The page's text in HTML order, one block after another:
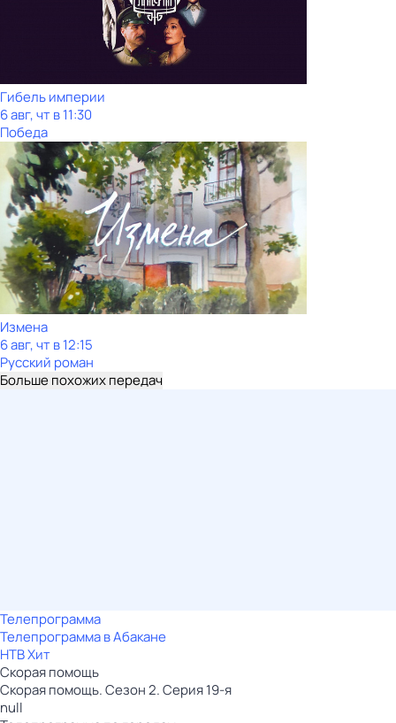
Гибель империи
6 авг, чт в 11:30
Победа
Измена
6 авг, чт в 12:15
Русский роман
Больше похожих передач
Телепрограмма
Телепрограмма в Абакане
НТВ Хит
Скорая помощь
Скорая помощь. Сезон 2. Серия 19-я
null